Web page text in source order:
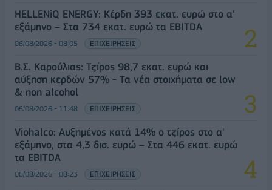
HELLENiQ ENERGY: Κέρδη 393 εκατ. ευρώ στο α'
εξάμηνο – Στα 734 εκατ. ευρώ τα EBITDA
06/08/2026 - 08:05 ΕΠΙΧΕΙΡΗΣΕΙΣ
Β.Σ. Καρούλιας: Τζίρος 98,7 εκατ. ευρώ και
αύξηση κερδών 57% - Τα νέα στοιχήματα σε low
& non alcohol
06/08/2026 - 11:48 ΕΠΙΧΕΙΡΗΣΕΙΣ
Viohalco: Αυξημένος κατά 14% ο τζίρος στο α'
εξάμηνο, στα 4,3 δισ. ευρώ – Στα 446 εκατ. ευρώ
τα EBITDA
06/08/2026 - 08:23 ΕΠΙΧΕΙΡΗΣΕΙΣ